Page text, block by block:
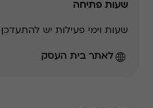
שעות פתיחה
שעות וימי פעילות יש
לאתר בית העסק